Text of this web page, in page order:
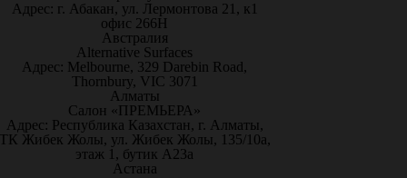
Адрес: г. Абакан, ул. Лермонтова 21, к1
офис 266Н
Австралия
Alternative Surfaces
Адрес: Melbourne, 329 Darebin Road,
Thornbury, VIC 3071
Алматы
Салон «ПРЕМЬЕРА»
Адрес: Республика Казахстан, г. Алматы,
Жибек Жолы, ул. Жибек Жолы, 135/10а,
этаж 1, бутик А23а
Астана